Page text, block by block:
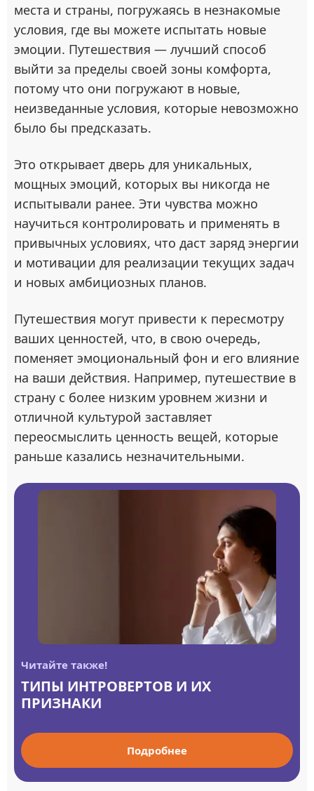
места и страны, погружаясь в незнакомые
условия, где вы можете испытать новые
эмоции. Путешествия — лучший способ
выйти за пределы своей зоны комфорта,
потому что они погружают в новые,
неизведанные условия, которые невозможно
было бы предсказать.
Это открывает дверь для уникальных,
мощных эмоций, которых вы никогда не
испытывали ранее. Эти чувства можно
научиться контролировать и применять в
привычных условиях, что даст заряд энергии
и мотивации для реализации текущих задач
и новых амбициозных планов.
Путешествия могут привести к пересмотру
ваших ценностей, что, в свою очередь,
поменяет эмоциональный фон и его влияние
на ваши действия. Например, путешествие в
страну с более низким уровнем жизни и
отличной культурой заставляет
переосмыслить ценность вещей, которые
раньше казались незначительными.
Читайте также!
ТИПЫ ИНТРОВЕРТОВ И ИХ
ПРИЗНАКИ
Подробнее